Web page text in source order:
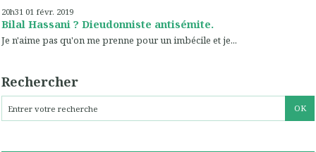
20h31 01 févr. 2019
Bilal Hassani ? Dieudonniste antisémite.
Je n'aime pas qu'on me prenne pour un imbécile et je...
Rechercher